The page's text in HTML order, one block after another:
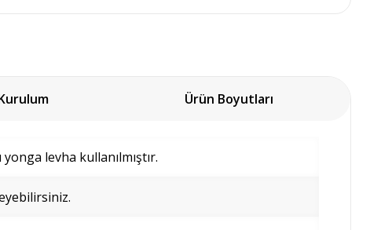
Ürün Boyutları
levha kullanılmıştır.